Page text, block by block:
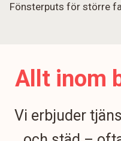
Fönsterputs för större
Allt inom
Vi erbjuder